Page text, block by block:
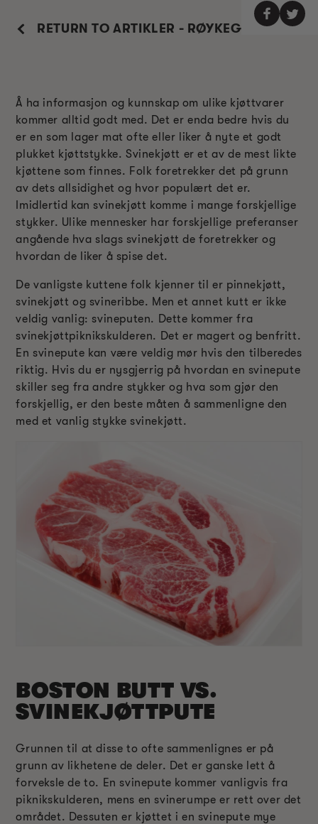
RETURN TO ARTIKLER - RØYKEGUIDE
Å ha informasjon og kunnskap om ulike kjøttvarer
kommer alltid godt med. Det er enda bedre hvis du
er en som lager mat ofte eller liker å nyte et godt
plukket kjøttstykke. Svinekjøtt er et av de mest likte
kjøttene som finnes. Folk foretrekker det på grunn
av dets allsidighet og hvor populært det er.
Imidlertid kan svinekjøtt komme i mange forskjellige
stykker. Ulike mennesker har forskjellige preferanser
angående hva slags svinekjøtt de foretrekker og
hvordan de liker å spise det.
De vanligste kuttene folk kjenner til er pinnekjøtt,
svinekjøtt og svineribbe. Men et annet kutt er ikke
veldig vanlig: svineputen. Dette kommer fra
svinekjøttpiknikskulderen. Det er magert og benfritt.
En svinepute kan være veldig mør hvis den tilberedes
riktig. Hvis du er nysgjerrig på hvordan en svinepute
skiller seg fra andre stykker og hva som gjør den
forskjellig, er den beste måten å sammenligne den
med et vanlig stykke svinekjøtt.
BOSTON BUTT VS.
SVINEKJØTTPUTE
Grunnen til at disse to ofte sammenlignes er på
grunn av likhetene de deler. Det er ganske lett å
forveksle de to. En svinepute kommer vanligvis fra
piknikskulderen, mens en svinerumpe er rett over det
området. Dessuten er kjøttet i en svinepute mye